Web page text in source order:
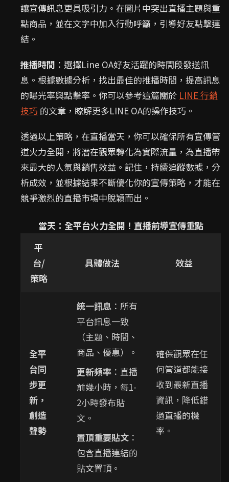
讓宣傳訊息更具吸引力。在圖片中突出直播主題與重
點商品，並在文字中加入行動呼籲，引導好友點擊連
結。
推播時間 ：選擇Line OA好友活躍的時間段發送訊
息。根據數據分析，找出最佳的推播時間，提高訊息
的曝光率與點擊率。你可以參考這篇關於 LINE 行銷
技巧 的文章，瞭解更多LINE OA的操作技巧。
透過以上策略，在直播當天，你可以確保所有宣傳管
道火力全開，將潛在觀眾轉化為實際流量，為直播帶
來最大的人氣與銷售效益。記住，持續追蹤數據，分
析成效，並根據結果不斷優化你的宣傳策略，才能在
競爭激烈的直播市場中脫穎而出。
當天：全平台火力全開！直播前導宣傳重點
平
台/
策略
具體做法 效益
全平
台同
步更
新，
創造
聲勢
統一訊息 ：所有
平台訊息一致
（主題、時間、
商品、優惠）。
更新頻率 ：直播
前幾小時，每1-
2小時發布貼
文。
置頂重要貼文 ：
包含直播連結的
貼文置頂。
確保觀眾在任
何管道都能接
收到最新直播
資訊，降低錯
過直播的機
率。